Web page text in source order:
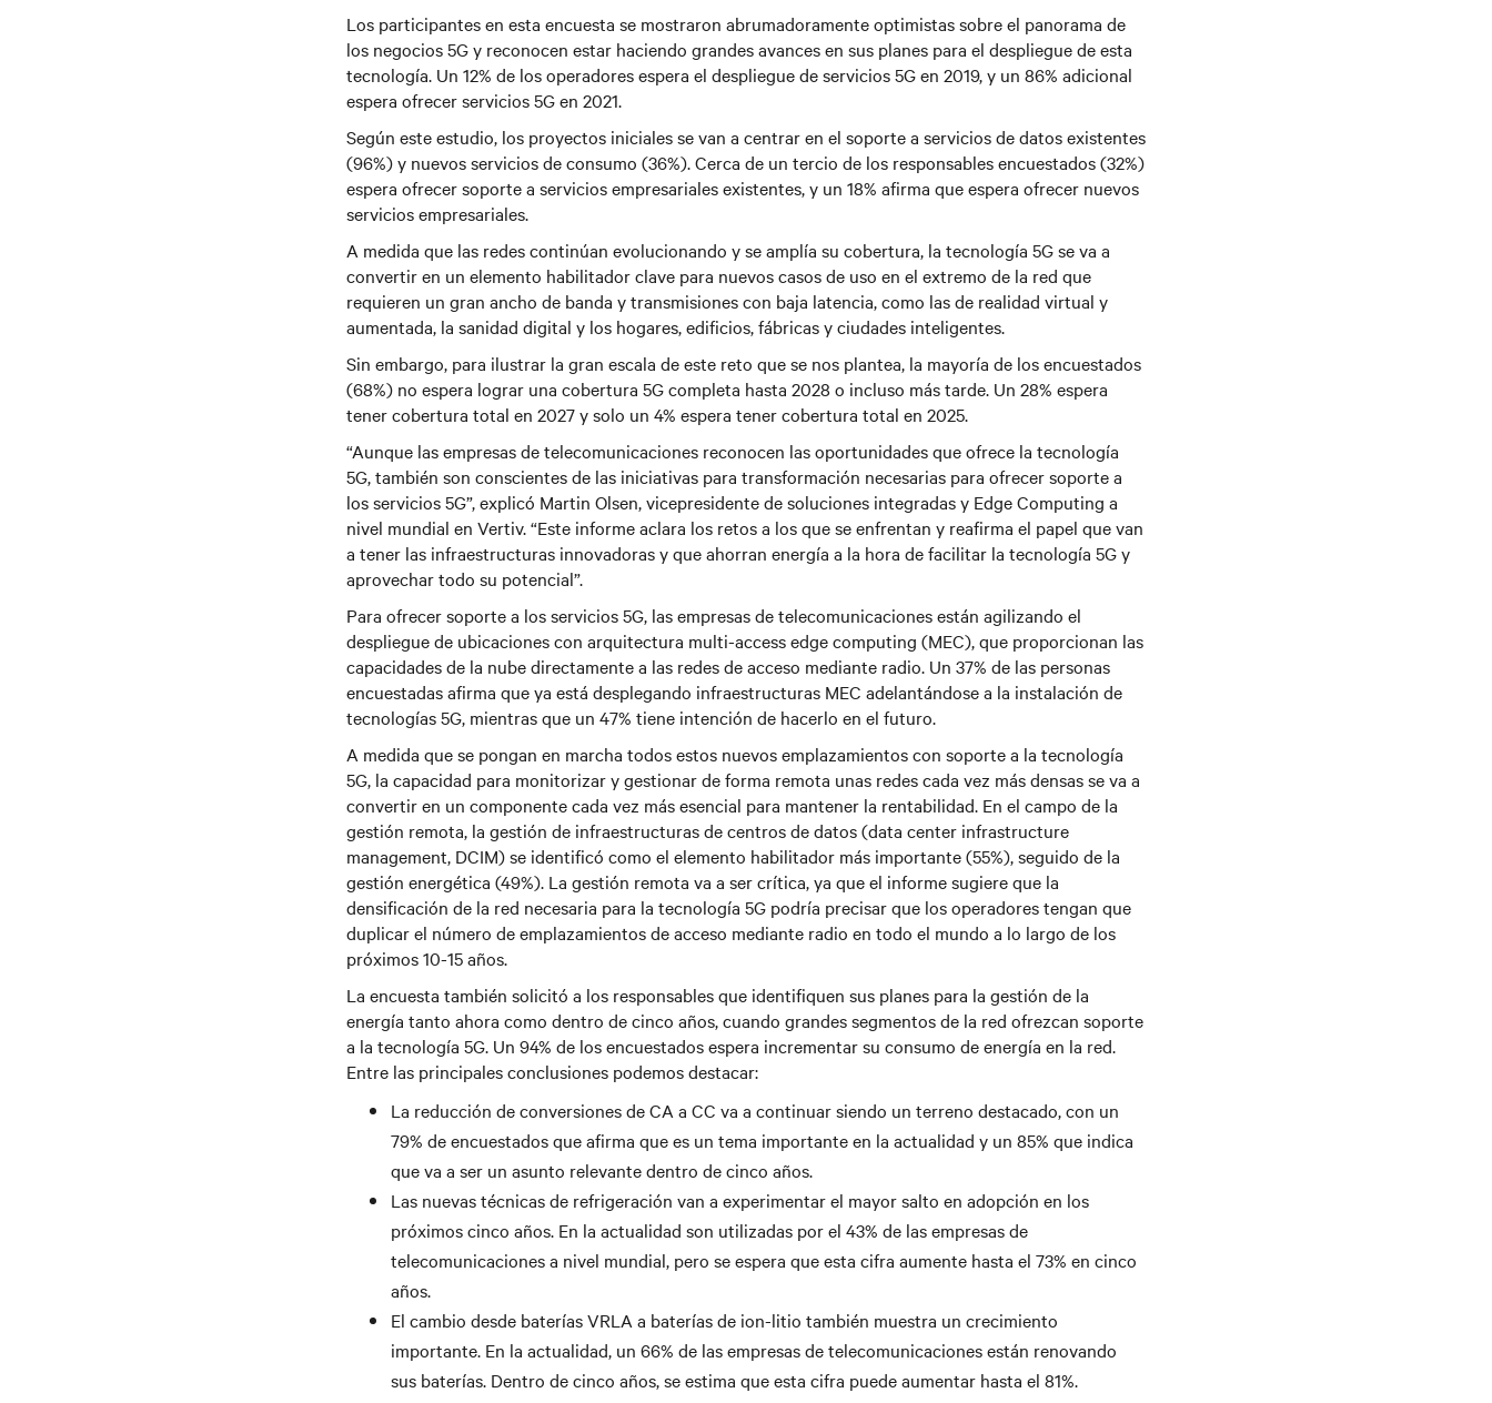
Los participantes en esta encuesta se mostraron abrumadoramente optimistas sobre el panorama de
los negocios 5G y reconocen estar haciendo grandes avances en sus planes para el despliegue de esta
tecnología. Un 12% de los operadores espera el despliegue de servicios 5G en 2019, y un 86% adicional
espera ofrecer servicios 5G en 2021.
Según este estudio, los proyectos iniciales se van a centrar en el soporte a servicios de datos existentes
(96%) y nuevos servicios de consumo (36%). Cerca de un tercio de los responsables encuestados (32%)
espera ofrecer soporte a servicios empresariales existentes, y un 18% afirma que espera ofrecer nuevos
servicios empresariales.
A medida que las redes continúan evolucionando y se amplía su cobertura, la tecnología 5G se va a
convertir en un elemento habilitador clave para nuevos casos de uso en el extremo de la red que
requieren un gran ancho de banda y transmisiones con baja latencia, como las de realidad virtual y
aumentada, la sanidad digital y los hogares, edificios, fábricas y ciudades inteligentes.
Sin embargo, para ilustrar la gran escala de este reto que se nos plantea, la mayoría de los encuestados
(68%) no espera lograr una cobertura 5G completa hasta 2028 o incluso más tarde. Un 28% espera
tener cobertura total en 2027 y solo un 4% espera tener cobertura total en 2025.
“Aunque las empresas de telecomunicaciones reconocen las oportunidades que ofrece la tecnología
5G, también son conscientes de las iniciativas para transformación necesarias para ofrecer soporte a
los servicios 5G”, explicó Martin Olsen, vicepresidente de soluciones integradas y Edge Computing a
nivel mundial en Vertiv. “Este informe aclara los retos a los que se enfrentan y reafirma el papel que van
a tener las infraestructuras innovadoras y que ahorran energía a la hora de facilitar la tecnología 5G y
aprovechar todo su potencial”.
Para ofrecer soporte a los servicios 5G, las empresas de telecomunicaciones están agilizando el
despliegue de ubicaciones con arquitectura multi-access edge computing (MEC), que proporcionan las
capacidades de la nube directamente a las redes de acceso mediante radio. Un 37% de las personas
encuestadas afirma que ya está desplegando infraestructuras MEC adelantándose a la instalación de
tecnologías 5G, mientras que un 47% tiene intención de hacerlo en el futuro.
A medida que se pongan en marcha todos estos nuevos emplazamientos con soporte a la tecnología
5G, la capacidad para monitorizar y gestionar de forma remota unas redes cada vez más densas se va a
convertir en un componente cada vez más esencial para mantener la rentabilidad. En el campo de la
gestión remota, la gestión de infraestructuras de centros de datos (data center infrastructure
management, DCIM) se identificó como el elemento habilitador más importante (55%), seguido de la
gestión energética (49%). La gestión remota va a ser crítica, ya que el informe sugiere que la
densificación de la red necesaria para la tecnología 5G podría precisar que los operadores tengan que
duplicar el número de emplazamientos de acceso mediante radio en todo el mundo a lo largo de los
próximos 10-15 años.
La encuesta también solicitó a los responsables que identifiquen sus planes para la gestión de la
energía tanto ahora como dentro de cinco años, cuando grandes segmentos de la red ofrezcan soporte
a la tecnología 5G. Un 94% de los encuestados espera incrementar su consumo de energía en la red.
Entre las principales conclusiones podemos destacar:
La reducción de conversiones de CA a CC va a continuar siendo un terreno destacado, con un
79% de encuestados que afirma que es un tema importante en la actualidad y un 85% que indica
que va a ser un asunto relevante dentro de cinco años.
Las nuevas técnicas de refrigeración van a experimentar el mayor salto en adopción en los
próximos cinco años. En la actualidad son utilizadas por el 43% de las empresas de
telecomunicaciones a nivel mundial, pero se espera que esta cifra aumente hasta el 73% en cinco
años.
El cambio desde baterías VRLA a baterías de ion-litio también muestra un crecimiento
importante. En la actualidad, un 66% de las empresas de telecomunicaciones están renovando
sus baterías. Dentro de cinco años, se estima que esta cifra puede aumentar hasta el 81%.